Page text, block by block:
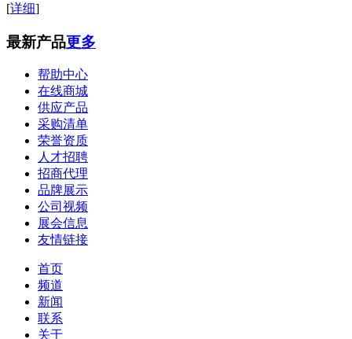
[详细]
最新产品更多
帮助中心
在线商城
供应产品
采购清单
荣誉资质
人才招聘
招商代理
品牌展示
公司视频
展会信息
友情链接
首页
频道
新闻
联系
关于